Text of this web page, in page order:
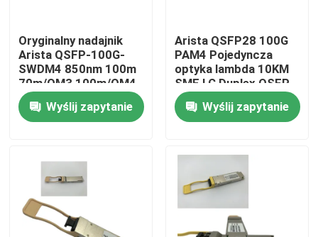
Skontaktuj się z nami
Aktualności
Moduł optyczny 400G/800G
Moduł 100G QSFP28
Oryginalny nadajnik
Arista QSFP-100G-
SWDM4 850nm 100m
70m/OM3 100m/OM4
Duplex MMF
Wyślij zapytanie
Arista QSFP28 100G
PAM4 Pojedyncza
optyka lambda 10KM
SMF LC Duplex QSFP-
100G-LR
Wyślij zapytanie